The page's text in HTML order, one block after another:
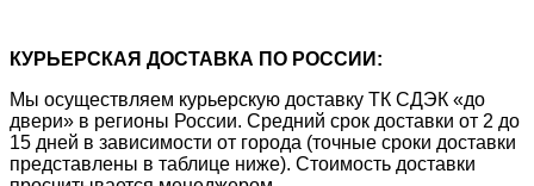
КУРЬЕРСКАЯ ДОСТАВКА ПО РОССИИ:
Мы осуществляем курьерскую доставку ТК СДЭК «до
двери» в регионы России. Средний срок доставки от 2 до
15 дней в зависимости от города (точные сроки доставки
представлены в таблице ниже). Стоимость доставки